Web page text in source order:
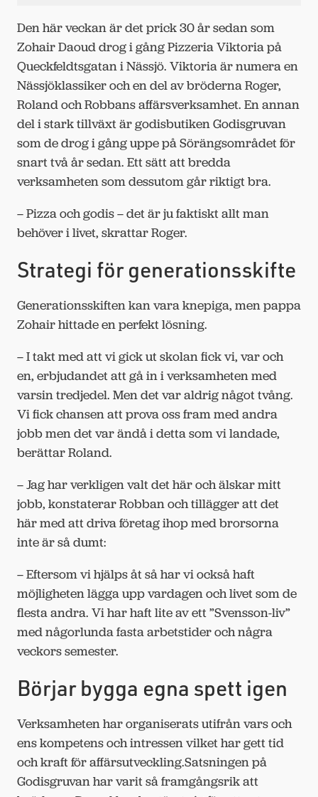
Den här veckan är det prick 30 år sedan som
Zohair Daoud drog i gång Pizzeria Viktoria på
Queckfeldtsgatan i Nässjö. Viktoria är numera en
Nässjöklassiker och en del av bröderna Roger,
Roland och Robbans affärsverksamhet. En annan
del i stark tillväxt är godisbutiken Godisgruvan
som de drog i gång uppe på Sörängsområdet för
snart två år sedan. Ett sätt att bredda
verksamheten som dessutom går riktigt bra.
– Pizza och godis – det är ju faktiskt allt man
behöver i livet, skrattar Roger.
Strategi för generationsskifte
Generationsskiften kan vara knepiga, men pappa
Zohair hittade en perfekt lösning.
– I takt med att vi gick ut skolan fick vi, var och
en, erbjudandet att gå in i verksamheten med
varsin tredjedel. Men det var aldrig något tvång.
Vi fick chansen att prova oss fram med andra
jobb men det var ändå i detta som vi landade,
berättar Roland.
– Jag har verkligen valt det här och älskar mitt
jobb, konstaterar Robban och tillägger att det
här med att driva företag ihop med brorsorna
inte är så dumt:
– Eftersom vi hjälps åt så har vi också haft
möjligheten lägga upp vardagen och livet som de
flesta andra. Vi har haft lite av ett ”Svensson-liv”
med någorlunda fasta arbetstider och några
veckors semester.
Börjar bygga egna spett igen
Verksamheten har organiserats utifrån vars och
ens kompetens och intressen vilket har gett tid
och kraft för affärsutveckling.Satsningen på
Godisgruvan har varit så framgångsrik att